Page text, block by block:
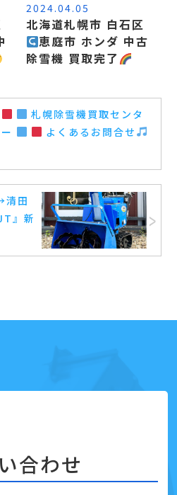
2024.04.05
北海道札幌市 白石区
恵庭市 ホンダ 中古
除雪機 買取完了
札幌除雪機買取センタ
ー
よくあるお問合せ
清田
』新
合わせ